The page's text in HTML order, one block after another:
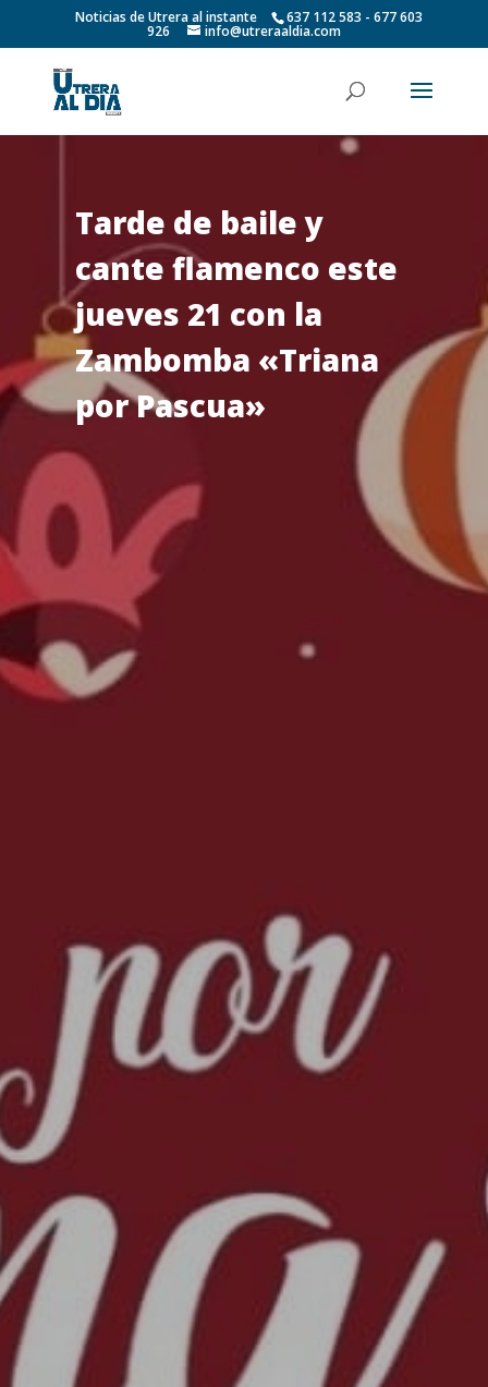
Noticias de Utrera al instante 637 112 583 - 677 603
926 info@utreraaldia.com
Tarde de baile y
cante flamenco este
jueves 21 con la
Zambomba «Triana
por Pascua»